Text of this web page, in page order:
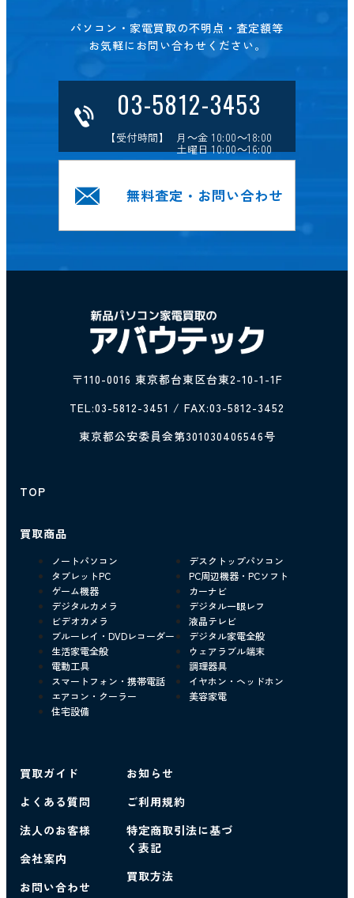
パソコン・家電買取の不明点・査定額等
お気軽にお問い合わせください。
03-5812-3453
【受付時間】 月～金 10:00～18:00
土曜日 10:00～16:00
無料査定・お問い合わせ
〒110-0016 東京都台東区台東2-10-1-1F
TEL:03-5812-3451 / FAX:03-5812-3452
東京都公安委員会第301030406546号
TOP
買取商品
ノートパソコン
デスクトップパソコン
タブレットPC
PC周辺機器・PCソフト
ゲーム機器
カーナビ
デジタルカメラ
デジタル一眼レフ
ビデオカメラ
液晶テレビ
ブルーレイ・DVDレコーダー
デジタル家電全般
生活家電全般
ウェアラブル端末
電動工具
調理器具
スマートフォン・携帯電話
イヤホン・ヘッドホン
エアコン・クーラー
美容家電
住宅設備
買取ガイド
よくある質問
法人のお客様
会社案内
お問い合わせ
お知らせ
ご利用規約
特定商取引法に基づ
く表記
買取方法